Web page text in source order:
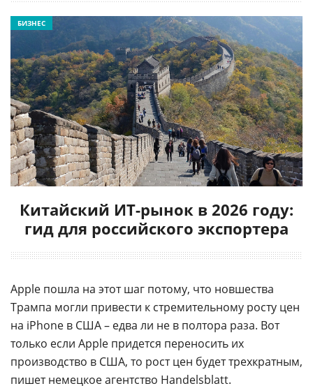
Китайский ИТ-рынок в 2026 году:
гид для российского экспортера
БИЗНЕС
Apple пошла на этот шаг потому, что новшества
Трампа могли привести к стремительному росту цен
на iPhone в США – едва ли не в полтора раза. Вот
только если Apple придется переносить их
производство в США, то рост цен будет трехкратным,
пишетнемецкоеагентство Handelsblatt.